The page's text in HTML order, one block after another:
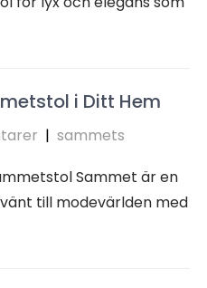
i Ditt Hem
| sammets
Sammet är en
till modevärlden med